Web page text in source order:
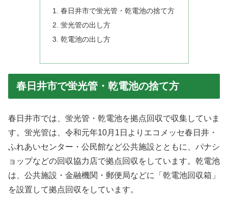
春日井市で蛍光管・乾電池の捨て方
蛍光管の出し方
乾電池の出し方
春日井市で蛍光管・乾電池の捨て方
春日井市では、蛍光管・乾電池を拠点回収で収集していま
す。蛍光管は、令和元年10月1日よりエコメッセ春日井・
ふれあいセンター・公民館など公共施設とともに、パナシ
ョップなどの回収協力店で拠点回収をしています。乾電池
は、公共施設・金融機関・郵便局などに「乾電池回収箱」
を設置して拠点回収をしています。